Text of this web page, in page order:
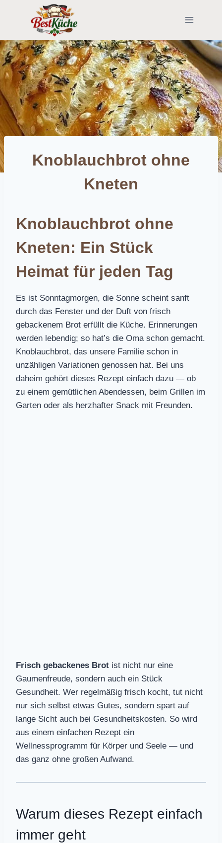
Knoblauchbrot ohne
Kneten
Knoblauchbrot ohne
Kneten: Ein Stück
Heimat für jeden Tag
Es ist Sonntagmorgen, die Sonne scheint sanft
durch das Fenster und der Duft von frisch
gebackenem Brot erfüllt die Küche. Erinnerungen
werden lebendig; so hat’s die Oma schon gemacht.
Knoblauchbrot, das unsere Familie schon in
unzähligen Variationen genossen hat. Bei uns
daheim gehört dieses Rezept einfach dazu — ob
zu einem gemütlichen Abendessen, beim Grillen im
Garten oder als herzhafter Snack mit Freunden.
Frisch gebackenes Brot ist nicht nur eine
Gaumenfreude, sondern auch ein Stück
Gesundheit. Wer regelmäßig frisch kocht, tut nicht
nur sich selbst etwas Gutes, sondern spart auf
lange Sicht auch bei Gesundheitskosten. So wird
aus einem einfachen Rezept ein
Wellnessprogramm für Körper und Seele — und
das ganz ohne großen Aufwand.
Warum dieses Rezept einfach
immer geht